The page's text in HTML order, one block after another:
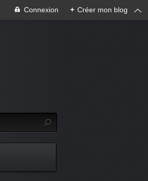
Connexion + Créer mon blog